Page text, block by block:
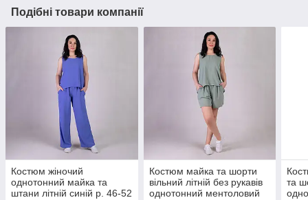
Подібні товари компанії
Костюм жіночий
однотонний майка та
штани літній синій р. 46-52
Костюм майка та шорти
вільний літній без рукавів
однотонний ментоловий
та